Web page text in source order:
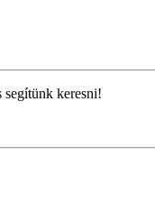
segítünk keresni!